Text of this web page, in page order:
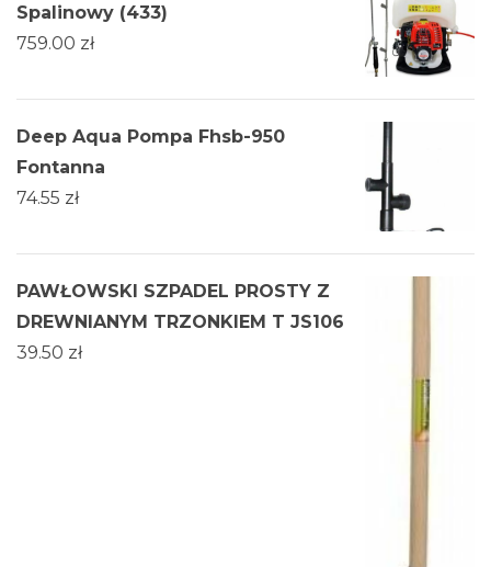
Spalinowy (433)
759.00 zł
Deep Aqua Pompa Fhsb-950
Fontanna
74.55 zł
PAWŁOWSKI SZPADEL PROSTY Z
DREWNIANYM TRZONKIEM T JS106
39.50 zł